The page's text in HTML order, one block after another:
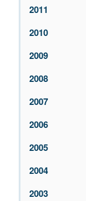
2011
2010
2009
2008
2007
2006
2005
2004
2003